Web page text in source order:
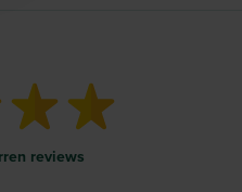
reviews